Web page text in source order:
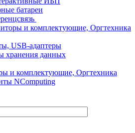
батареи
и комплектующие, Оргтехника
USB-адаптеры
хранения данных
и комплектующие, Оргтехника
NComputing